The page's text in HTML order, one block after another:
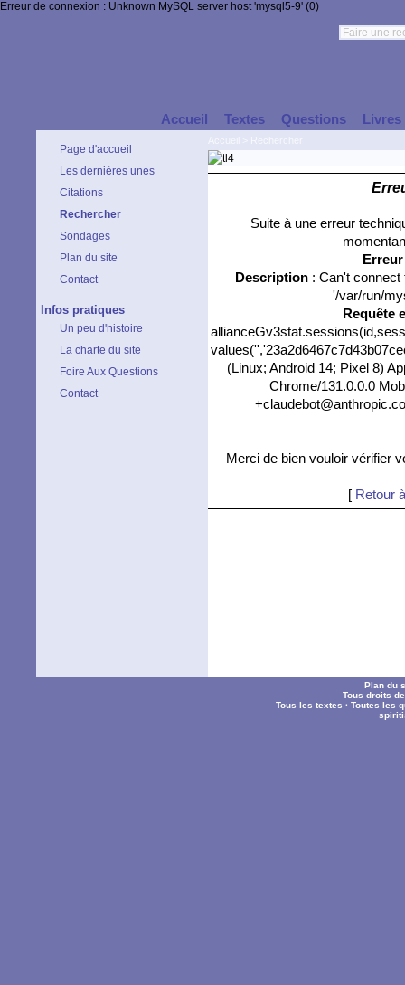
Erreur de connexion : Unknown MySQL server host 'mysql5-9' (0)
Accueil Textes Questions Livres
Page d'accueil
Les dernières unes
Citations
Rechercher
Sondages
Plan du site
Contact
Infos pratiques
Un peu d'histoire
La charte du site
Foire Aux Questions
Contact
Suite à une erreur
Description: Can't connect
'/var/run/
Requête
(Linux; Android 14; Pixel 8)
Chrome/131.0.0.0
Merci de bien vouloir vérifier
[ Retour
Plan du
Tous droits
Tous les textes ·Toutes les